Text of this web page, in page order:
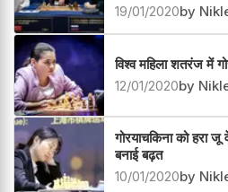
19/01/2020by
विश्व महिला शतरंज में
12/01/2020by
गोरयाचकिना को हरा
बनाई बढ़त
10/01/2020by